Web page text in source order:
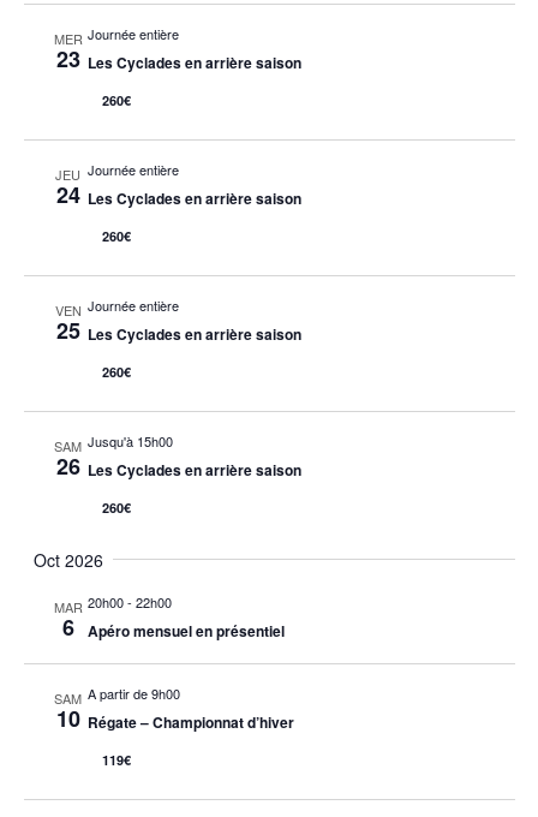
MER
23
Journée entière
Les Cyclades en arrière saison
260€
JEU
24
Journée entière
Les Cyclades en arrière saison
260€
VEN
25
Journée entière
Les Cyclades en arrière saison
260€
SAM
26
Jusqu'à 15h00
Les Cyclades en arrière saison
260€
Oct 2026
MAR
6
20h00- 22h00
Apéro mensuel en présentiel
SAM
10
A partir de 9h00
Régate – Championnat d’hiver
119€